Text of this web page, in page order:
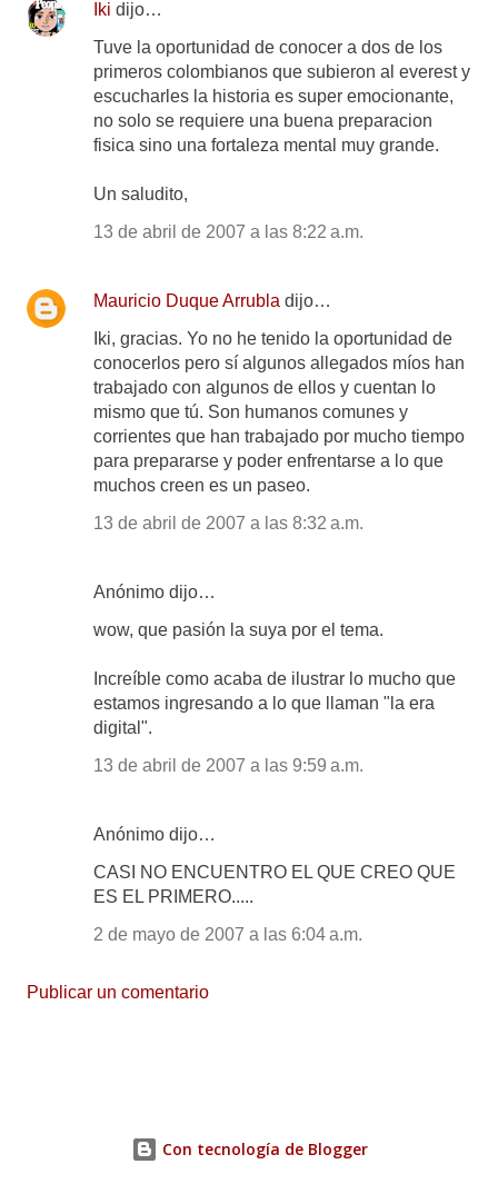
Iki dijo…
Tuve la oportunidad de conocer a dos de los
primeros colombianos que subieron al everest y
escucharles la historia es super emocionante,
no solo se requiere una buena preparacion
fisica sino una fortaleza mental muy grande.
Un saludito,
13 de abril de 2007 a las 8:22 a.m.
Mauricio Duque Arrubla dijo…
Iki, gracias. Yo no he tenido la oportunidad de
conocerlos pero sí algunos allegados míos han
trabajado con algunos de ellos y cuentan lo
mismo que tú. Son humanos comunes y
corrientes que han trabajado por mucho tiempo
para prepararse y poder enfrentarse a lo que
muchos creen es un paseo.
13 de abril de 2007 a las 8:32 a.m.
Anónimo dijo…
wow, que pasión la suya por el tema.
Increíble como acaba de ilustrar lo mucho que
estamos ingresando a lo que llaman "la era
digital".
13 de abril de 2007 a las 9:59 a.m.
Anónimo dijo…
CASI NO ENCUENTRO EL QUE CREO QUE
ES EL PRIMERO.....
2 de mayo de 2007 a las 6:04 a.m.
Publicar un comentario
Con tecnología de Blogger